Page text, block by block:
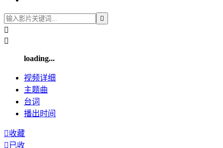



loading...
视频详细
主题曲
台词
播出时间
收藏
已收